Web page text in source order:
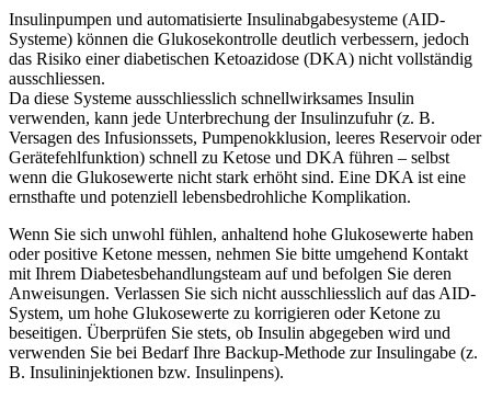
Menschen mit Typ-1 Diabetes ist das genauso. Sie müssen
bei ihrer Ernährung auf einige Dinge zusätzlich achten.
Insulinpumpen und automatisierte Insulinabgabesysteme (AID-
Systeme) können die Glukosekontrolle deutlich verbessern, jedoch
das Risiko einer diabetischen Ketoazidose (DKA) nicht vollständig
ausschliessen.
Da diese Systeme ausschliesslich schnellwirksames Insulin
verwenden, kann jede Unterbrechung der Insulinzufuhr (z. B.
Versagen des Infusionssets, Pumpenokklusion, leeres Reservoir oder
Gerätefehlfunktion) schnell zu Ketose und DKA führen – selbst
wenn die Glukosewerte nicht stark erhöht sind. Eine DKA ist eine
ernsthafte und potenziell lebensbedrohliche Komplikation.
Wenn Sie sich unwohl fühlen, anhaltend hohe Glukosewerte haben
oder positive Ketone messen, nehmen Sie bitte umgehend Kontakt
mit Ihrem Diabetesbehandlungsteam auf und befolgen Sie deren
Anweisungen. Verlassen Sie sich nicht ausschliesslich auf das AID-
System, um hohe Glukosewerte zu korrigieren oder Ketone zu
beseitigen. Überprüfen Sie stets, ob Insulin abgegeben wird und
verwenden Sie bei Bedarf Ihre Backup-Methode zur Insulingabe (z.
B. Insulininjektionen bzw. Insulinpens).